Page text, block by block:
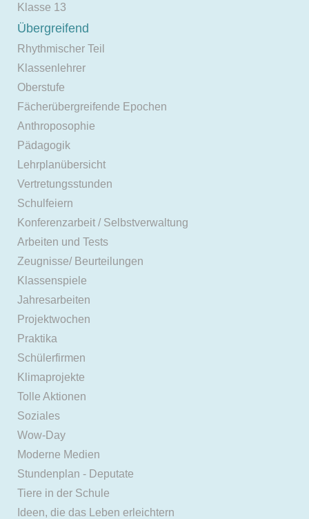
Klasse 13
Übergreifend
Rhythmischer Teil
Klassenlehrer
Oberstufe
Fächerübergreifende Epochen
Anthroposophie
Pädagogik
Lehrplanübersicht
Vertretungsstunden
Schulfeiern
Konferenzarbeit / Selbstverwaltung
Arbeiten und Tests
Zeugnisse/ Beurteilungen
Klassenspiele
Jahresarbeiten
Projektwochen
Praktika
Schülerfirmen
Klimaprojekte
Tolle Aktionen
Soziales
Wow-Day
Moderne Medien
Stundenplan - Deputate
Tiere in der Schule
Ideen, die das Leben erleichtern